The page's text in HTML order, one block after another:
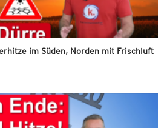
im Süden, Norden mit Frischluft